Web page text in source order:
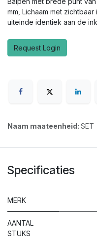
mm, Lichaam met
uiteinde identiek aan de
Request Login
Naam maateenheid: SET
Specificaties
MERK
AANTAL
STUKS